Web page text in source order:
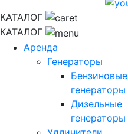
КАТАЛОГ
КАТАЛОГ
Аренда
Генераторы
Бензиновые
генераторы
Дизельные
генераторы